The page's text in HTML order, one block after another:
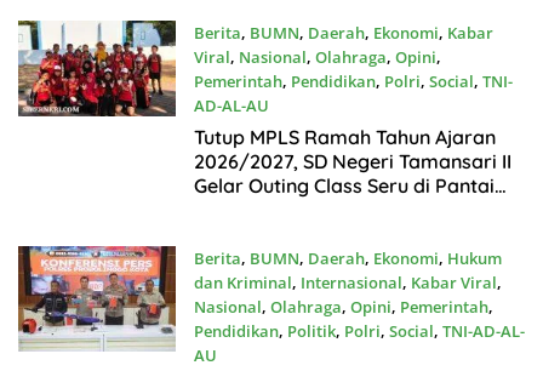
Berita, BUMN, Daerah, Ekonomi, Kabar
Viral, Nasional, Olahraga, Opini,
Pemerintah, Pendidikan, Polri, Social, TNI-
AD-AL-AU
Juli18, 2026
Tutup MPLS Ramah Tahun Ajaran
2026/2027, SD Negeri Tamansari II
Gelar Outing Class Seru di Pantai
Berita, BUMN, Daerah, Ekonomi, Hukum
dan Kriminal, Internasional, Kabar Viral,
Nasional, Olahraga, Opini, Pemerintah,
Pendidikan, Politik, Polri, Social, TNI-AD-AL-
AU